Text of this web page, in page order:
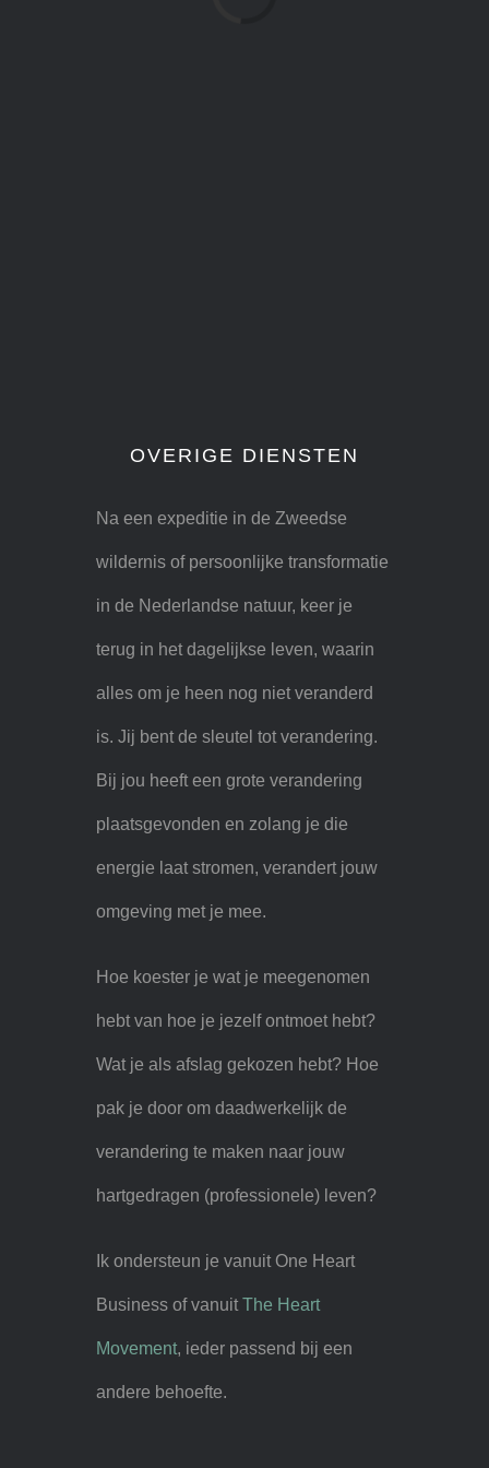
OVERIGE DIENSTEN
Na een expeditie in de Zweedse
wildernis of persoonlijke transformatie
in de Nederlandse natuur, keer je
terug in het dagelijkse leven, waarin
alles om je heen nog niet veranderd
is. Jij bent de sleutel tot verandering.
Bij jou heeft een grote verandering
plaatsgevonden en zolang je die
energie laat stromen, verandert jouw
omgeving met je mee.
Hoe koester je wat je meegenomen
hebt van hoe je jezelf ontmoet hebt?
Wat je als afslag gekozen hebt? Hoe
pak je door om daadwerkelijk de
verandering te maken naar jouw
hartgedragen (professionele) leven?
Ik ondersteun je vanuit One Heart
Business of vanuitThe Heart
Movement, ieder passend bij een
andere behoefte.